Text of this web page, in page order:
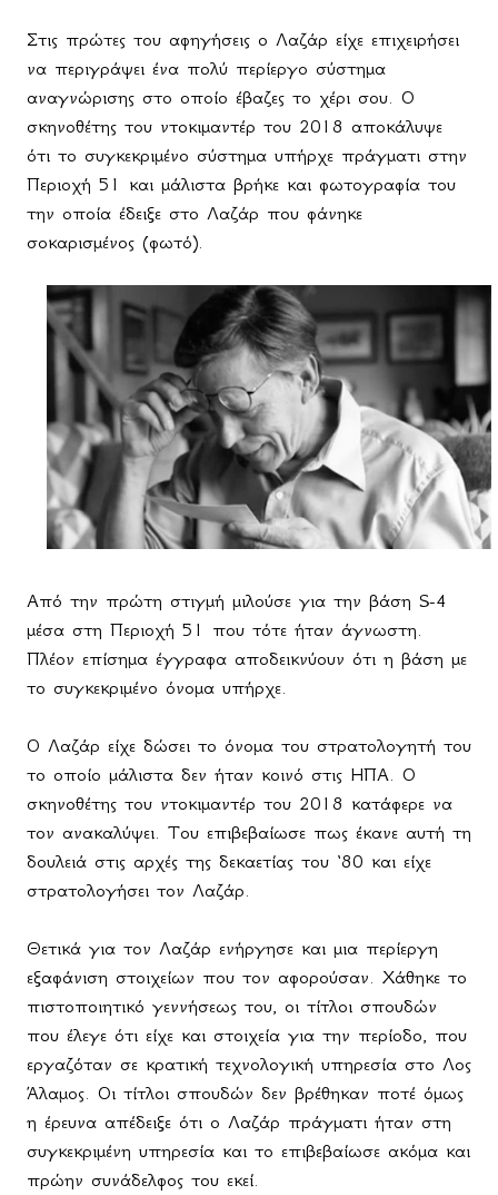
Στις πρώτες του αφηγήσεις ο Λαζάρ είχε επιχειρήσει
να περιγράψει ένα πολύ περίεργο σύστημα
αναγνώρισης στο οποίο έβαζες το χέρι σου. Ο
σκηνοθέτης του ντοκιμαντέρ του 2018 αποκάλυψε
ότι το συγκεκριμένο σύστημα υπήρχε πράγματι στην
Περιοχή 51 και μάλιστα βρήκε και φωτογραφία του
την οποία έδειξε στο Λαζάρ που φάνηκε
σοκαρισμένος (φωτό).
Από την πρώτη στιγμή μιλούσε για την βάση S-4
μέσα στη Περιοχή 51 που τότε ήταν άγνωστη.
Πλέον επίσημα έγγραφα αποδεικνύουν ότι η βάση με
το συγκεκριμένο όνομα υπήρχε.
Ο Λαζάρ είχε δώσει το όνομα του στρατολογητή του
το οποίο μάλιστα δεν ήταν κοινό στις ΗΠΑ. Ο
σκηνοθέτης του ντοκιμαντέρ του 2018 κατάφερε να
τον ανακαλύψει. Του επιβεβαίωσε πως έκανε αυτή τη
δουλειά στις αρχές της δεκαετίας του ‘80 και είχε
στρατολογήσει τον Λαζάρ.
Θετικά για τον Λαζάρ ενήργησε και μια περίεργη
εξαφάνιση στοιχείων που τον αφορούσαν. Χάθηκε το
πιστοποιητικό γεννήσεως του, οι τίτλοι σπουδών
που έλεγε ότι είχε και στοιχεία για την περίοδο, που
εργαζόταν σε κρατική τεχνολογική υπηρεσία στο Λος
Άλαμος. Οι τίτλοι σπουδών δεν βρέθηκαν ποτέ όμως
η έρευνα απέδειξε ότι ο Λαζάρ πράγματι ήταν στη
συγκεκριμένη υπηρεσία και το επιβεβαίωσε ακόμα και
πρώην συνάδελφος του εκεί.